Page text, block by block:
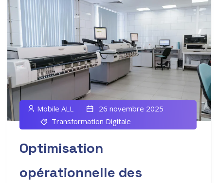
Mobile ALL
26 novembre 2025
Transformation Digitale
Optimisation
opérationnelle des